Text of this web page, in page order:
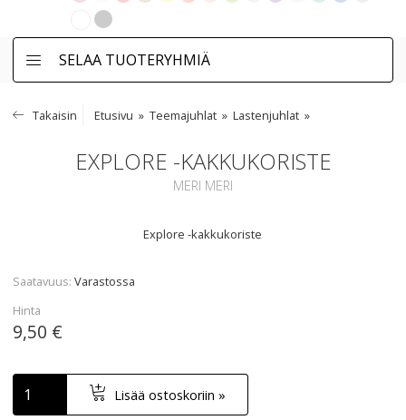
SELAA TUOTERYHMIÄ
Takaisin Etusivu Teemajuhlat Lastenjuhlat
EXPLORE -KAKKUKORISTE
MERI MERI
Explore -kakkukoriste
Saatavuus Varastossa
Hinta
9,50 €
Lisää ostoskoriin »